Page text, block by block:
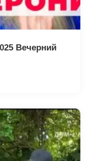
Вечерний